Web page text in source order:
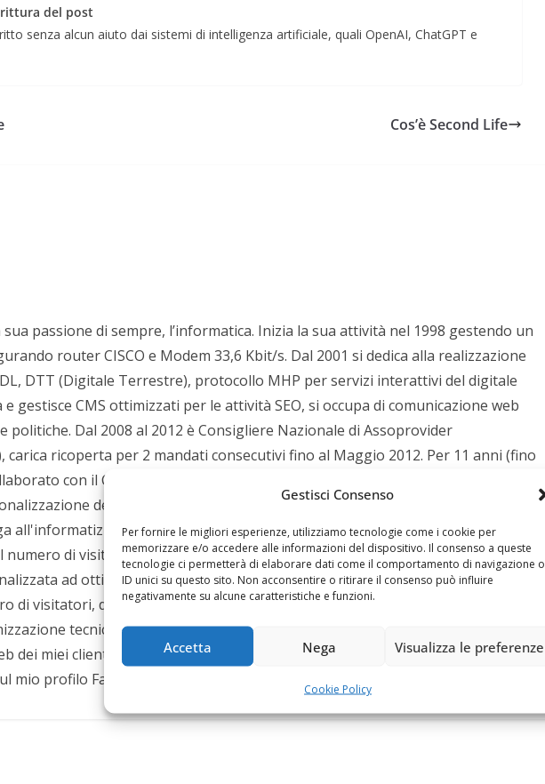
Gestisci Consenso
Per fornire le migliori esperienze, utilizziamo tecnologie come i cookie per
memorizzare e/o accedere alle informazioni del dispositivo. Il consenso a queste
tecnologie ci permetterà di elaborare dati come il comportamento di navigazione o
ID unici su questo sito. Non acconsentire o ritirare il consenso può influire
negativamente su alcune caratteristiche e funzioni.
Accetta Nega Visualizza le preferenze
Cookie Policy
del post
senza alcun aiuto dai sistemi di intelligenza artificiale, quali OpenAI, ChatGPT e
Cos’è Second Life
sua passione di sempre, l’informatica. Inizia la sua attività nel 1998 gestendo un
router CISCO e Modem 33,6 Kbit/s. Dal 2001 si dedica alla realizzazione
DTT (Digitale Terrestre), protocollo MHP per servizi interattivi del digitale
gestisce CMS ottimizzati per le attività SEO, si occupa di comunicazione web
politiche. Dal 2008 al 2012 è Consigliere Nazionale di Assoprovider
carica ricoperta per 2 mandati consecutivi fino al Maggio 2012. Per 11 anni (fino
con il Comune di Napoli per le attività di comunicazione,
delle risorse economiche e contrasto all'evasione per il Comune di
all'informatizzazione. Attualmente mi occupo di ottimizzare i processi
numero di visitatori dei siti web, dei social dei miei clienti, continuando da oltre
ad ottimizzare il posizionamento dei siti web su Google e sui social,
di visitatori, dei follower e curando campagne di sponsorizzazione sul web. Mi
tecnica, della messa in sicurezza e ovviamente scrivo contenuti
dei miei clienti siano sempre aggiornati e tecnicamente più meritevoli della
mio profilo Facebook: